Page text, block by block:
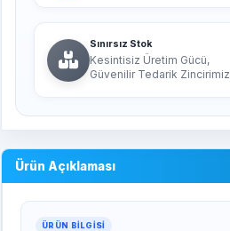
Sınırsız Stok
Kesintisiz Üretim Gücü,
Güvenilir Tedarik Zincirimiz
Ürün Açıklaması
ÜRÜN BILGISI